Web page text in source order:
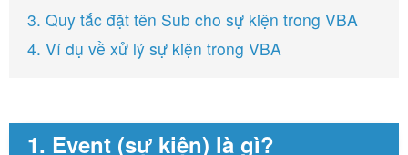
3. Quy tắc đặt tên Sub cho sự kiện trong VBA
4. Ví dụ về xử lý sự kiện trong VBA
1. Event (sự kiện) là gì?